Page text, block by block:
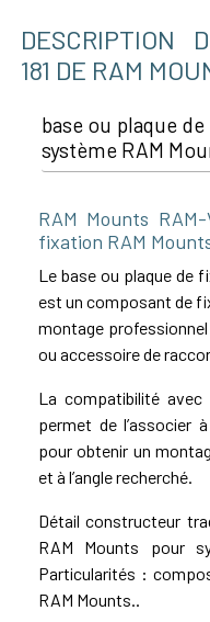
DESCRIPTION
181 DE RAM
base ou plaque
système RAM
RAM Mounts
fixation RAM
Le base ou plaque de
est un composant de
montage
ou accessoire de
La compatibilité avec
permet de l’associer
pour obtenir un
et à l’angle recherché.
Détail constructeur
RAM Mounts pour
Particularités :
RAM Mounts..